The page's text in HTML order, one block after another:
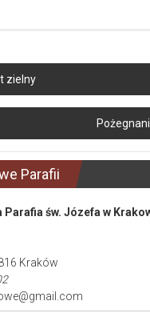
zielny
Parafii
św. Józefa w
Kraków